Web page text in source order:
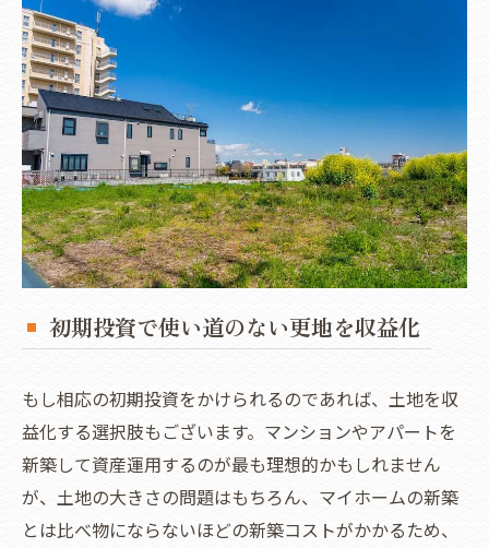
初期投資で使い道のない更地を収益化
もし相応の初期投資をかけられるのであれば、土地を収
益化する選択肢もございます。マンションやアパートを
新築して資産運用するのが最も理想的かもしれません
が、土地の大きさの問題はもちろん、マイホームの新築
とは比べ物にならないほどの新築コストがかかるため、